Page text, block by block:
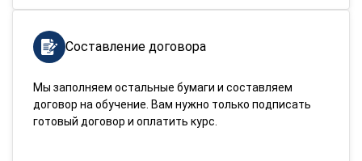
Составление договора
Мы заполняем остальные бумаги и составляем
договор на обучение. Вам нужно только подписать
готовый договор и оплатить курс.